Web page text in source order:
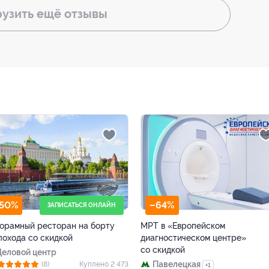
ещё отзывы
в «Европейском
центре»
–40% ТЦ «АВИАПАРК»
Билет на весь день в детский
профессий «Кидзания»
ЦСКА
4.5 (63)